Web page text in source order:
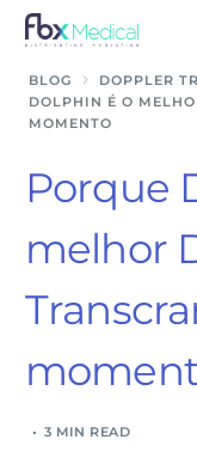
BLOG DOPPLER
DOLPHIN É O
MOMENTO
Porque
melhor
3 MIN READ